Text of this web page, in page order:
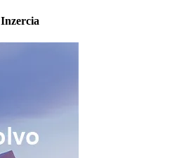
Inzercia